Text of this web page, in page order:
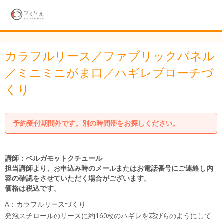
カラフルリース／ファブリックパネル
／ミニミニがま口／ハギレブローチづ
くり
予約受付期間外です。別の時間帯をお探しください。
講師：ベルガモットクチュール
担当講師より、お申込み時のメールまたはお電話番号にご連絡し内
容の確認をさせていただく場合がございます。
価格は税込です。
A：カラフルリースづくり
発泡スチロールのリースに約160枚のハギレを花びらのようにして